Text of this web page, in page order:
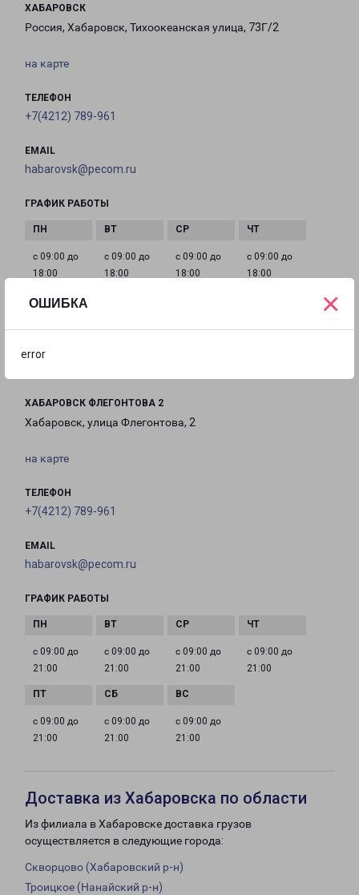
ОШИБКА
error
×
ХАБАРОВСК
Россия, Хабаровск, Тихоокеанская улица, 73Г/2
на карте
ТЕЛЕФОН
+7(4212) 789-961
EMAIL
habarovsk@pecom.ru
ГРАФИК РАБОТЫ
с 09:00 до
18:00
с 09:00 до
18:00
с 09:00 до
18:00
с 09:00 до
18:00
ХАБАРОВСК ФЛЕГОНТОВА 2
Хабаровск, улица Флегонтова, 2
на карте
ТЕЛЕФОН
+7(4212) 789-961
EMAIL
habarovsk@pecom.ru
ГРАФИК РАБОТЫ
с 09:00 до
21:00
с 09:00 до
21:00
с 09:00 до
21:00
с 09:00 до
21:00
с 09:00 до
21:00
с 09:00 до
21:00
с 09:00 до
21:00
Доставка из Хабаровска по области
Из филиала в Хабаровске доставка грузов
осуществляется в следующие города:
Скворцово (Хабаровский р-н)
Троицкое (Нанайский р-н)